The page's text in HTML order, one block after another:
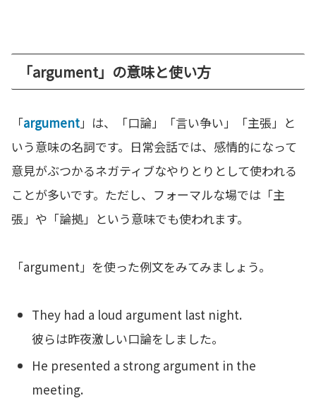
「argument」の意味と使い方
「argument」は、「口論」「言い争い」「主張」と
いう意味の名詞です。日常会話では、感情的になって
意見がぶつかるネガティブなやりとりとして使われる
ことが多いです。ただし、フォーマルな場では「主
張」や「論拠」という意味でも使われます。
「argument」を使った例文をみてみましょう。
They had a loud argument last night.
彼らは昨夜激しい口論をしました。
He presented a strong argument in the
meeting.